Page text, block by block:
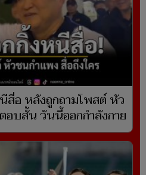
อ หลังถูกถามโพสต์ หัว
อบสั้น วันนี้ออกกำลังกาย